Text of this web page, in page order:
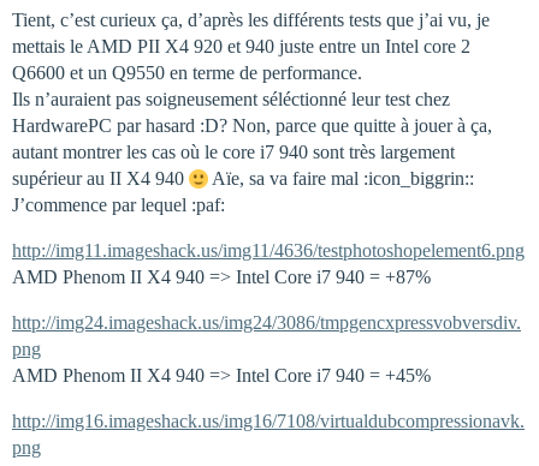
Tient, c’est curieux ça, d’après les différents tests que j’ai vu, je
mettais le AMD PII X4 920 et 940 juste entre un Intel core 2
Q6600 et un Q9550 en terme de performance.
Ils n’auraient pas soigneusement séléctionné leur test chez
HardwarePC par hasard :D? Non, parce que quitte à jouer à ça,
autant montrer les cas où le core i7 940 sont très largement
supérieur au II X4 940
Aïe, sa va faire mal :icon_biggrin::
J’commence par lequel :paf:
http://img11.imageshack.us/img11/4636/testphotoshopelement6.png
AMD Phenom II X4 940 => Intel Core i7 940 = +87%
http://img24.imageshack.us/img24/3086/tmpgencxpressvobversdiv.
png
AMD Phenom II X4 940 => Intel Core i7 940 = +45%
http://img16.imageshack.us/img16/7108/virtualdubcompressionavk.
png